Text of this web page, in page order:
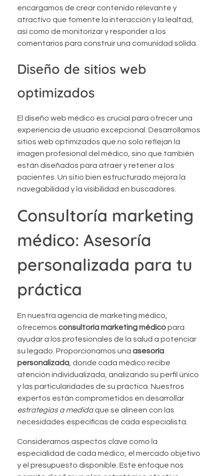
encargamos de crear contenido relevante y
atractivo que fomente la interacción y la lealtad,
así como de monitorizar y responder a los
comentarios para construir una comunidad sólida.
Diseño de sitios web
optimizados
El diseño web médico es crucial para ofrecer una
experiencia de usuario excepcional. Desarrollamos
sitios web optimizados que no solo reflejan la
imagen profesional del médico, sino que también
están diseñados para atraer y retener a los
pacientes. Un sitio bien estructurado mejora la
navegabilidad y la visibilidad en buscadores.
Consultoría marketing
médico: Asesoría
personalizada para tu
práctica
En nuestra agencia de marketing médico,
ofrecemos consultoría marketing médicopara
ayudar a los profesionales de la salud a potenciar
su legado. Proporcionamos una asesoría
personalizada , donde cada médico recibe
atención individualizada, analizando su perfil único
y las particularidades de su práctica. Nuestros
expertos están comprometidos en desarrollar
estrategias a medidaque se alineen con las
necesidades específicas de cada especialista.
Consideramos aspectos clave como la
especialidad de cada médico, el mercado objetivo
y el presupuesto disponible. Este enfoque nos